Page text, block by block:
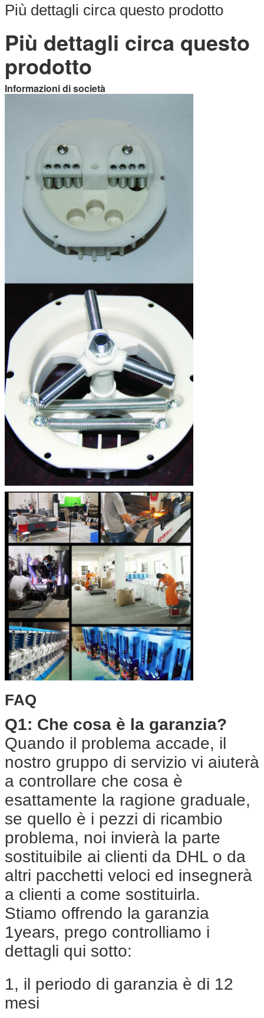
Più dettagli circa questo prodotto
Più dettagli circa questo
prodotto
Informazioni di società
FAQ
Q1: Che cosa è la garanzia?
Quando il problema accade, il
nostro gruppo di servizio vi aiuterà
a controllare che cosa è
esattamente la ragione graduale,
se quello è i pezzi di ricambio
problema, noi invierà la parte
sostituibile ai clienti da DHL o da
altri pacchetti veloci ed insegnerà
a clienti a come sostituirla.
Stiamo offrendo la garanzia
1years, prego controlliamo i
dettagli qui sotto:
1, il periodo di garanzia è di 12
mesi